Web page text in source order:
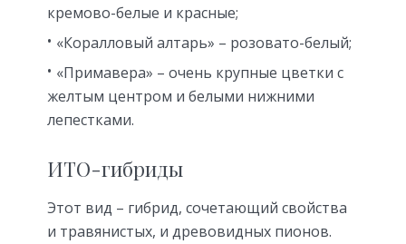
кремово-белые и красные;
«Коралловый алтарь» – розовато-белый;
«Примавера» – очень крупные цветки с
желтым центром и белыми нижними
лепестками.
ИТО-гибриды
Этот вид – гибрид, сочетающий свойства
и травянистых, и древовидных пионов.